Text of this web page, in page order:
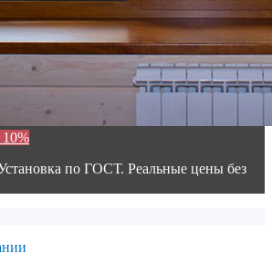
по ГОСТ. Реальные цены без